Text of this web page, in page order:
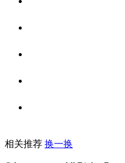
相关推荐 换一换